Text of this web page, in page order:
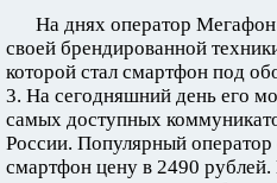
На днях оператор
своей брендированной
которой стал смартфон под
3. На сегодняшний день его
самых доступных
России. Популярный оператор
смартфон цену в 2490